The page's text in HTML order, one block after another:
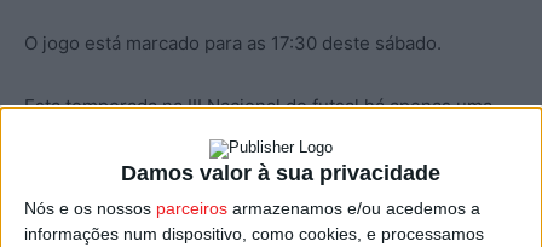
Damos valor à sua privacidade
Nós e os nossos parceiros armazenamos e/ou acedemos a
informações num dispositivo, como cookies, e processamos
O jogo está marcado para as 17:30 deste sábado.
Esta temporada na III Nacional de futsal há apenas uma
fase e assim o primeiro classificado de cada uma das três
séries assegura a subida à II Divisão Nacional, e disputará
depois a Fase de Campeão.